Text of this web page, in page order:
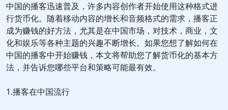
中国的播客迅速普及，许多内容创作者开始使用这种格式进
行货币化。随着移动内容的增长和音频格式的需求，播客正
成为赚钱的好方法，尤其是在中国市场，对技术，商业，文
化和娱乐等各种主题的兴趣不断增长。如果您想了解如何在
中国的播客中开始赚钱，本文将帮助您了解货币化的基本方
法，并告诉您哪些平台和策略可能最有效。
1.播客在中国流行